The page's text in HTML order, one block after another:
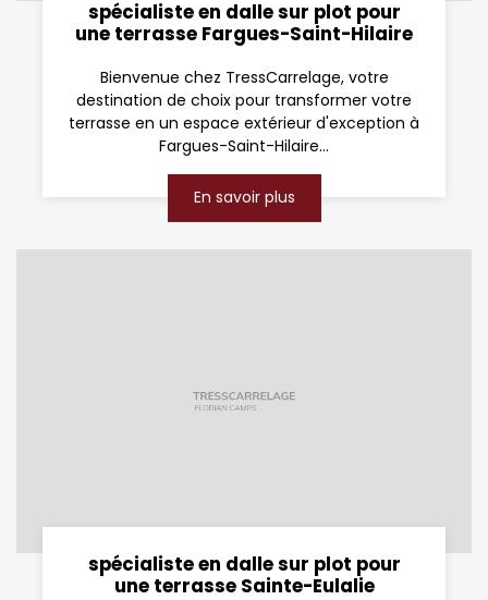
spécialiste en dalle sur plot pour
une terrasse Fargues-Saint-Hilaire
Bienvenue chez TressCarrelage, votre
destination de choix pour transformer votre
terrasse en un espace extérieur d'exception à
Fargues-Saint-Hilaire...
En savoir plus
spécialiste en dalle sur plot pour
une terrasse Sainte-Eulalie